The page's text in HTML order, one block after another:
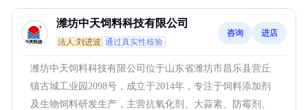
潍坊中天饲料科技有限公司
法人:刘进波 通过真实性核验
咨询 进店
潍坊中天饲料科技有限公司位于山东省潍坊市昌乐县营丘
镇古城工业园2098号，成立于2014年，专注于饲料添加剂
及生物饲料研发生产，主营抗氧化剂、大蒜素、防霉剂、